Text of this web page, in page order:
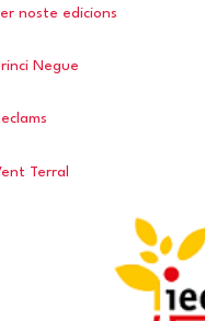
noste edicions
Negue
Terral